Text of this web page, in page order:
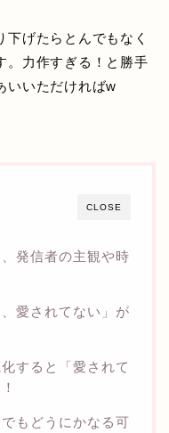
げたらとんでもなく
。力作すぎる！と勝手
いいただければw
CLOSE
発信者の主観や時
愛されてない」が
すると「愛されて
もどうにかなる可